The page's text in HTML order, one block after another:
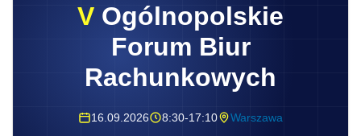
V Ogólnopolskie
Forum Biur
Rachunkowych
16.09.2026 8:30-17:10 Warszawa